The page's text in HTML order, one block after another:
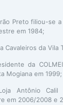
Preto filiou-se
em 1984;
Cavaleiros da Vila
da
Mogiana em 1999;
Antônio
em 2006/2008 e